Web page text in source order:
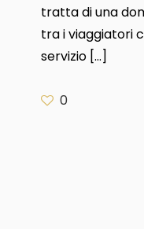
tratta di una
tra i viaggiatori
servizio[…]
0